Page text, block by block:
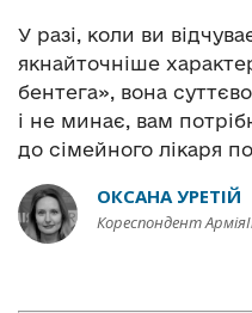
У разі, коли ви
якнайточніше
бентега», вона
і не минає, вам
до сімейного лікаря
ОКСАНА УРЕТІЙ
Кореспондент